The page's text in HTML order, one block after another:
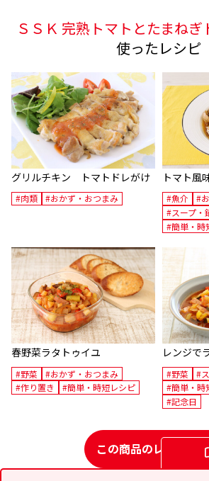
ＳＳＫ 完熟トマトとたまね
使ったレシピ
グリルチキン トマトドレがけ
#肉類 #おかず・おつまみ
トマト風
#魚介
#
#スープ・
#簡単・時
春野菜ラタトゥイユ
#野菜
#おかず・おつまみ
#作り置き
#簡単・時短レシピ
レンジで
#野菜 #
#簡単・時
#記念日
この商品のレシピ一覧